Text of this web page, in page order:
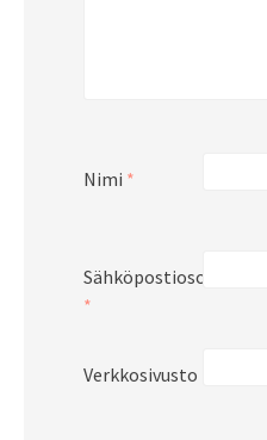
Nimi *
Sähköpostiosoite
*
Verkkosivusto